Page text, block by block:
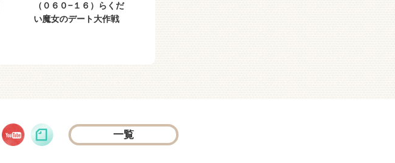
（０６０−１６）らくだ
い魔女のデート大作戦
一覧